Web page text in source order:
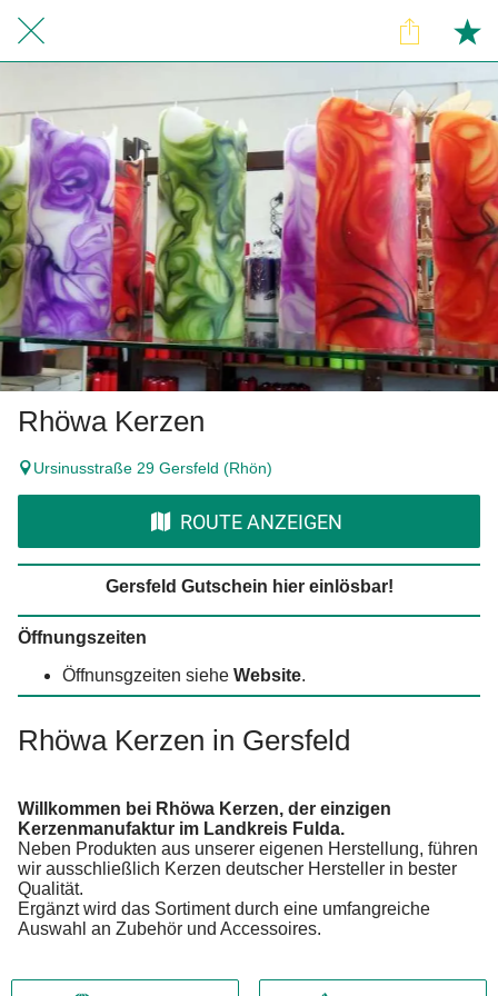
Rhöwa Kerzen
Ursinusstraße 29 Gersfeld (Rhön)
ROUTE ANZEIGEN
Gersfeld Gutschein hier einlösbar!
Öffnungszeiten
Öffnunsgzeiten siehe Website.
Rhöwa Kerzen in Gersfeld
Willkommen bei Rhöwa Kerzen, der einzigen
Kerzenmanufaktur im Landkreis Fulda.
Neben Produkten aus unserer eigenen Herstellung, führen
wir ausschließlich Kerzen deutscher Hersteller in bester
Qualität.
Ergänzt wird das Sortiment durch eine umfangreiche
Auswahl an Zubehör und Accessoires.